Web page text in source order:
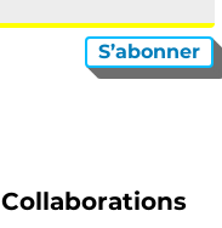
S’abonner
Collaborations